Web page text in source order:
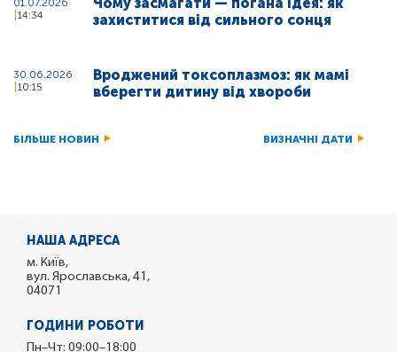
01.07.2026
14:34
Чому засмагати — погана ідея: як
захиститися від сильного сонця
30.06.2026
10:15
Вроджений токсоплазмоз: як мамі
вберегти дитину від хвороби
БІЛЬШЕ НОВИН ВИЗНАЧНІ ДАТИ
НАША АДРЕСА
м. Київ,
вул. Ярославська, 41,
04071
ГОДИНИ РОБОТИ
Пн–Чт: 09:00–18:00